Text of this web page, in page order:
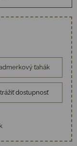
ťahák
dostupnosť